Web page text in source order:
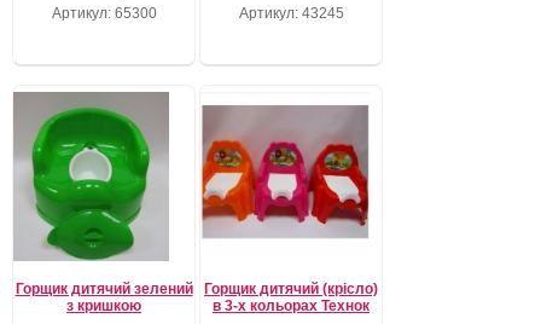
Артикул: 65300 Артикул: 43245
Горщик дитячий зелений
з кришкою
Горщик дитячий (крісло)
в 3-х кольорах Технок